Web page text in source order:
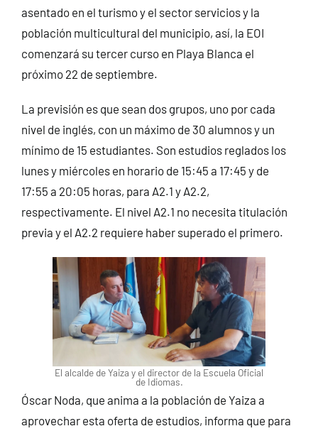
asentado en el turismo y el sector servicios y la
población multicultural del municipio, así, la EOI
comenzará su tercer curso en Playa Blanca el
próximo 22 de septiembre.
La previsión es que sean dos grupos, uno por cada
nivel de inglés, con un máximo de 30 alumnos y un
mínimo de 15 estudiantes. Son estudios reglados los
lunes y miércoles en horario de 15:45 a 17:45 y de
17:55 a 20:05 horas, para A2.1 y A2.2,
respectivamente. El nivel A2.1 no necesita titulación
previa y el A2.2 requiere haber superado el primero.
El alcalde de Yaiza y el director de la Escuela Oficial
de Idiomas.
Óscar Noda, que anima a la población de Yaiza a
aprovechar esta oferta de estudios, informa que para